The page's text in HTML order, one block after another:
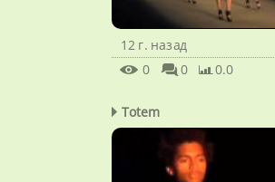
12 г. назад
0
0 0.0
Totem